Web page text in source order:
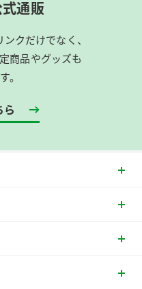
通販
クだけでなく、
商品やグッズも
。
ら